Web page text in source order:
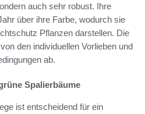
auch sehr robust. Ihre
über ihre Farbe, wodurch sie
Pflanzen darstellen. Die
den individuellen Vorlieben und
ab.
Spalierbäume
ist entscheidend für ein